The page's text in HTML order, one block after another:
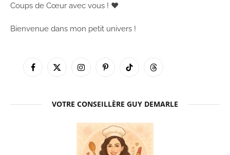
Coups de Cœur avec vous ! ♥
Bienvenue dans mon petit univers !
Facebook
X
InstagramPinterestTikTok Threads
VOTRE CONSEILLÈRE GUY DEMARLE